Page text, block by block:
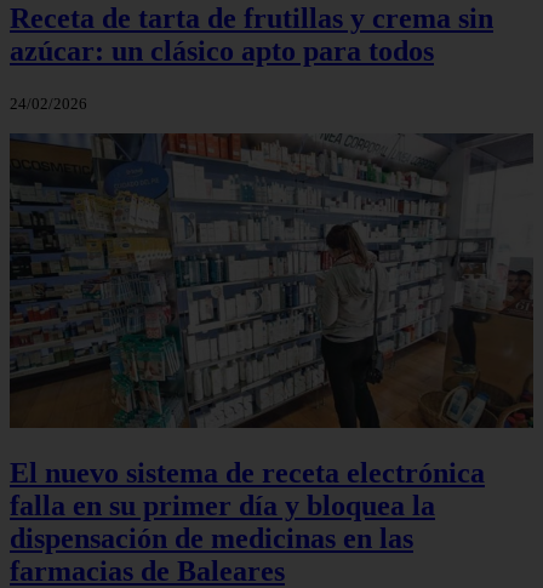
Receta de tarta de frutillas y crema sin
azúcar: un clásico apto para todos
24/02/2026
El nuevo sistema de receta electrónica
falla en su primer día y bloquea la
dispensación de medicinas en las
farmacias de Baleares